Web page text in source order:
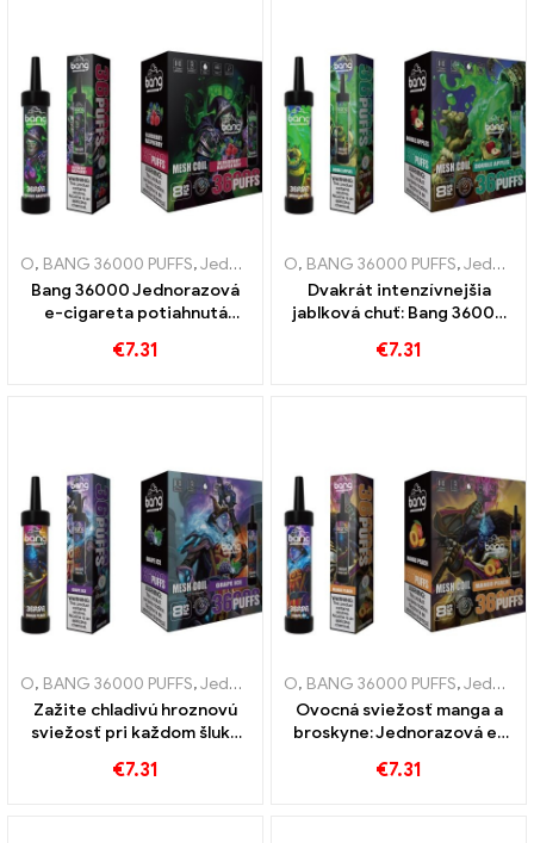
O, BANG 36000 PUFFS,Jednorazové e-cigarety ,Jednorazové
Bang 36000 Jednorazová
e-cigareta potiahnutá
a malín so sieťovinou pre
€7.31
O, BANG 36000 PUFFS,Jednorazové e-cigarety
Dvakrát intenzívnejšia
jablková chuť: Bang 36000
cigaretu s dvojitými
€7.31
O, BANG 36000 PUFFS,Jednorazové elektronické cigarety Litva
Zažite chladivú hroznovú
sviežosť pri každom šluku
jednorazovú e-cigaretu so
€7.31
O, BANG 36000 PUFFS,Jednorazové e-cigarety
Ovocná sviežosť manga a
broskyne: Jednorazová e-
pre tropický vapingový
€7.31